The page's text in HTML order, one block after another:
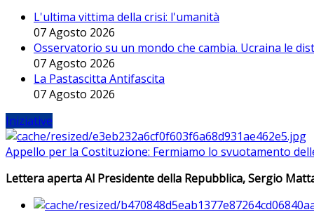
L'ultima vittima della crisi: l'umanità
07 Agosto 2026
Osservatorio su un mondo che cambia. Ucraina le
07 Agosto 2026
La Pastascitta Antifascita
07 Agosto 2026
Iniziative
Appello per la Costituzione: Fermiamo lo svuotamento
Lettera aperta Al Presidente della Repubblica, Sergio